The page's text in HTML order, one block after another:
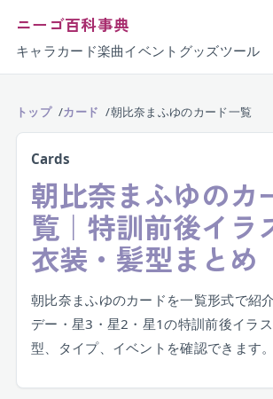
ニーゴ百科事典
キャラ カード楽曲イベント グッズツール
トップ カード 朝比奈まふゆのカード一覧
Cards
朝比奈まふゆのカ
覧｜特訓前後イラ
衣装・髪型まとめ
朝比奈まふゆのカードを一覧形式で紹
デー・星3・星2・星1の特訓前後イラ
型、タイプ、イベントを確認できます。